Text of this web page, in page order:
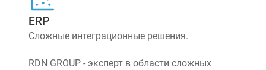
ERP
Сложные интеграционные решения.
RDN GROUP - эксперт в области сложных